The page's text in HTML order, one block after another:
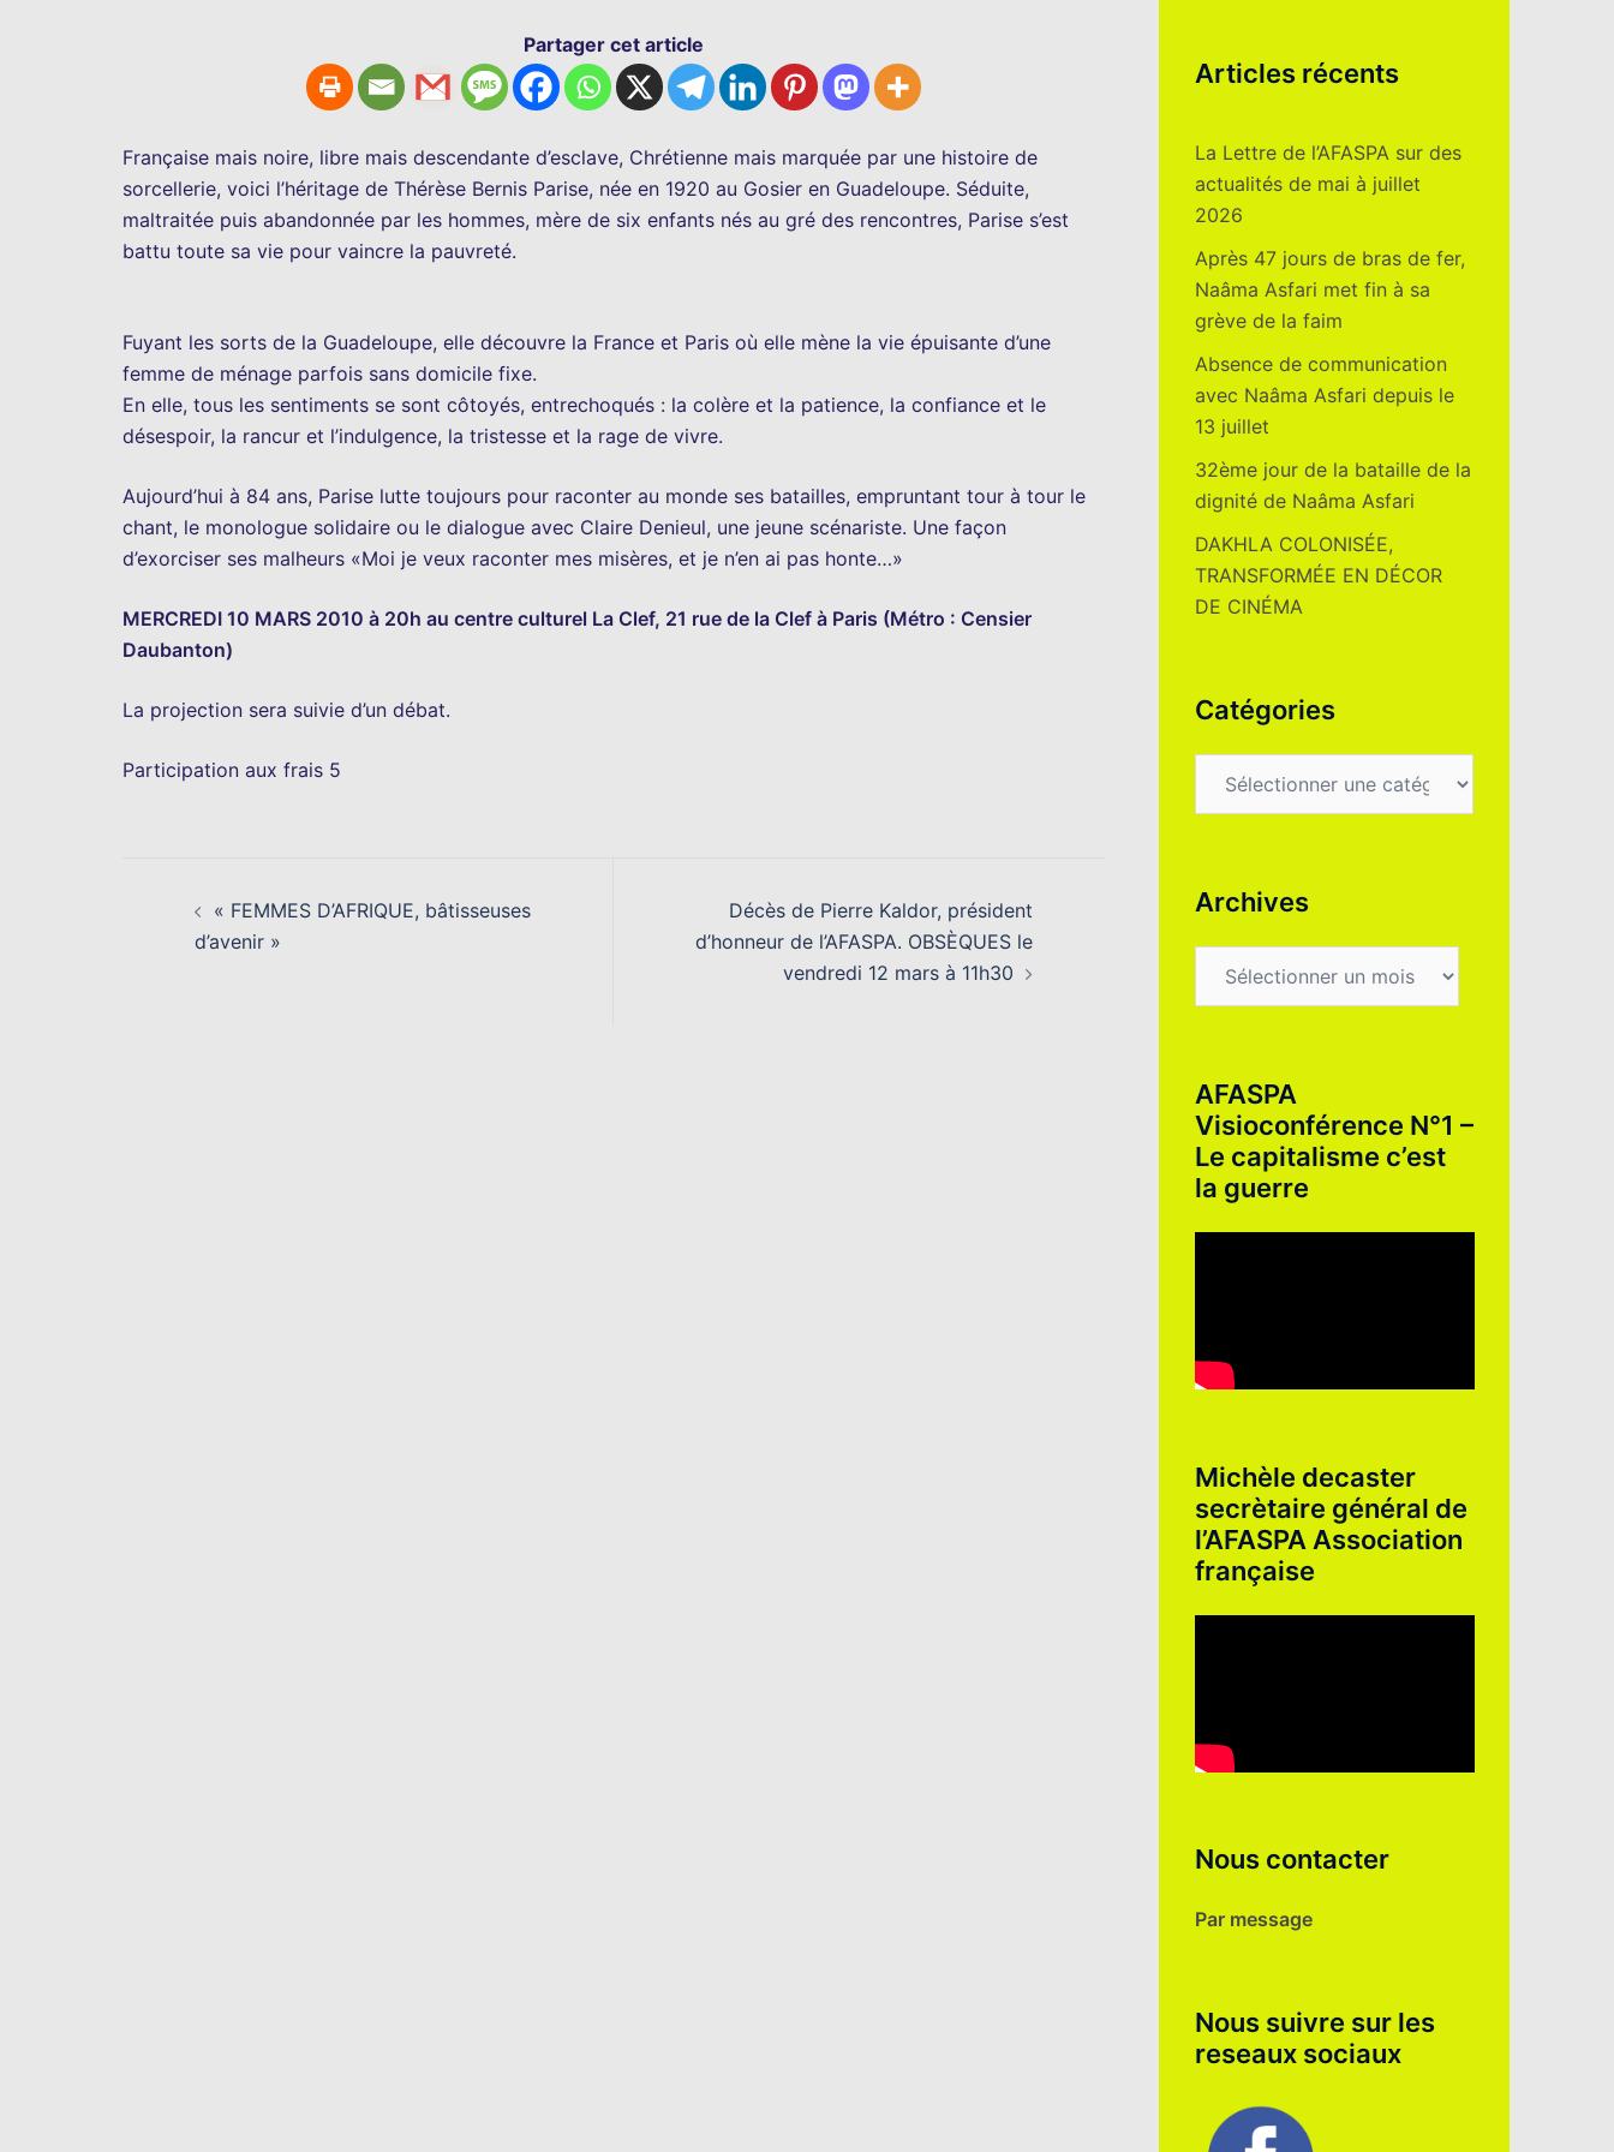
Partager cet article
Française mais noire, libre mais descendante d’esclave, Chrétienne mais marquée par une histoire de
sorcellerie, voici l’héritage de Thérèse Bernis Parise, née en 1920 au Gosier en Guadeloupe. Séduite,
maltraitée puis abandonnée par les hommes, mère de six enfants nés au gré des rencontres, Parise s’est
battu toute sa vie pour vaincre la pauvreté.
Fuyant les sorts de la Guadeloupe, elle découvre la France et Paris où elle mène la vie épuisante d’une
femme de ménage parfois sans domicile fixe.
En elle, tous les sentiments se sont côtoyés, entrechoqués : la colère et la patience, la confiance et le
désespoir, la rancur et l’indulgence, la tristesse et la rage de vivre.
Aujourd’hui à 84 ans, Parise lutte toujours pour raconter au monde ses batailles, empruntant tour à tour le
chant, le monologue solidaire ou le dialogue avec Claire Denieul, une jeune scénariste. Une façon
d’exorciser ses malheurs «Moi je veux raconter mes misères, et je n’en ai pas honte…»
MERCREDI 10 MARS 2010 à 20h au centre culturel La Clef, 21 rue de la Clef à Paris (Métro : Censier
Daubanton)
La projection sera suivie d’un débat.
Participation aux frais 5
d’article
« FEMMES D’AFRIQUE, bâtisseuses
d’avenir »
Décès de Pierre Kaldor, président
d’honneur de l’AFASPA. OBSÈQUES le
vendredi 12 mars à 11h30
Articles récents
La Lettre de l’AFASPA sur des
actualités de mai à juillet
2026
Après 47 jours de bras de fer,
Naâma Asfari met fin à sa
grève de la faim
Absence de communication
avec Naâma Asfari depuis le
13 juillet
32ème jour de la bataille de la
dignité de Naâma Asfari
DAKHLA COLONISÉE,
TRANSFORMÉE EN DÉCOR
DE CINÉMA
Catégories
Archives
AFASPA
Visioconférence N°1 –
Le capitalisme c’est
la guerre
Michèle decaster
secrètaire général de
l’AFASPA Association
française
Nous contacter
Par message
Nous suivre sur les
reseaux sociaux